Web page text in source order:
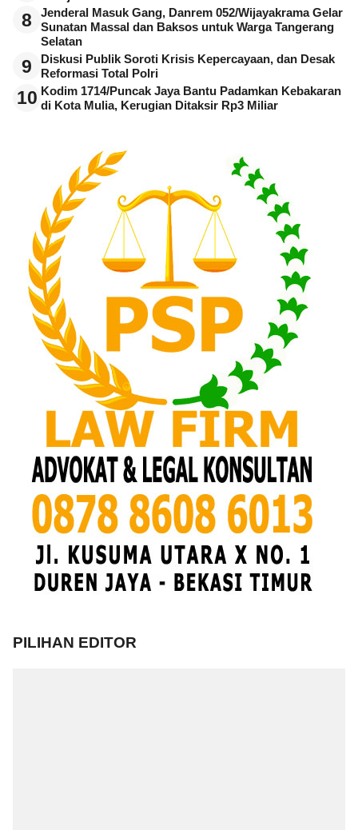
8
Jenderal Masuk Gang, Danrem 052/Wijayakrama Gelar
Sunatan Massal dan Baksos untuk Warga Tangerang
Selatan
9
Diskusi Publik Soroti Krisis Kepercayaan, dan Desak
Reformasi Total Polri
10 Kodim 1714/Puncak Jaya Bantu Padamkan Kebakaran
di Kota Mulia, Kerugian Ditaksir Rp3 Miliar
PILIHAN EDITOR